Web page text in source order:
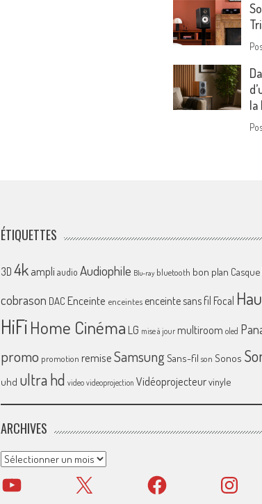
la
ÉTIQUETTES
3D 4k ampliaudio Audiophile Blu-ray bluetooth bon plan Casque
cobrason DAC Enceinte enceintes enceinte sans fil Focal
HiFiHome Cinéma LG mise à jour multiroom oled
promo promotion remiseSamsungSans-fil son Sonos
uhd ultra hd video videoprojection Vidéoprojecteurvinyle
ARCHIVES
Archives
YouTube X Facebook Instagram